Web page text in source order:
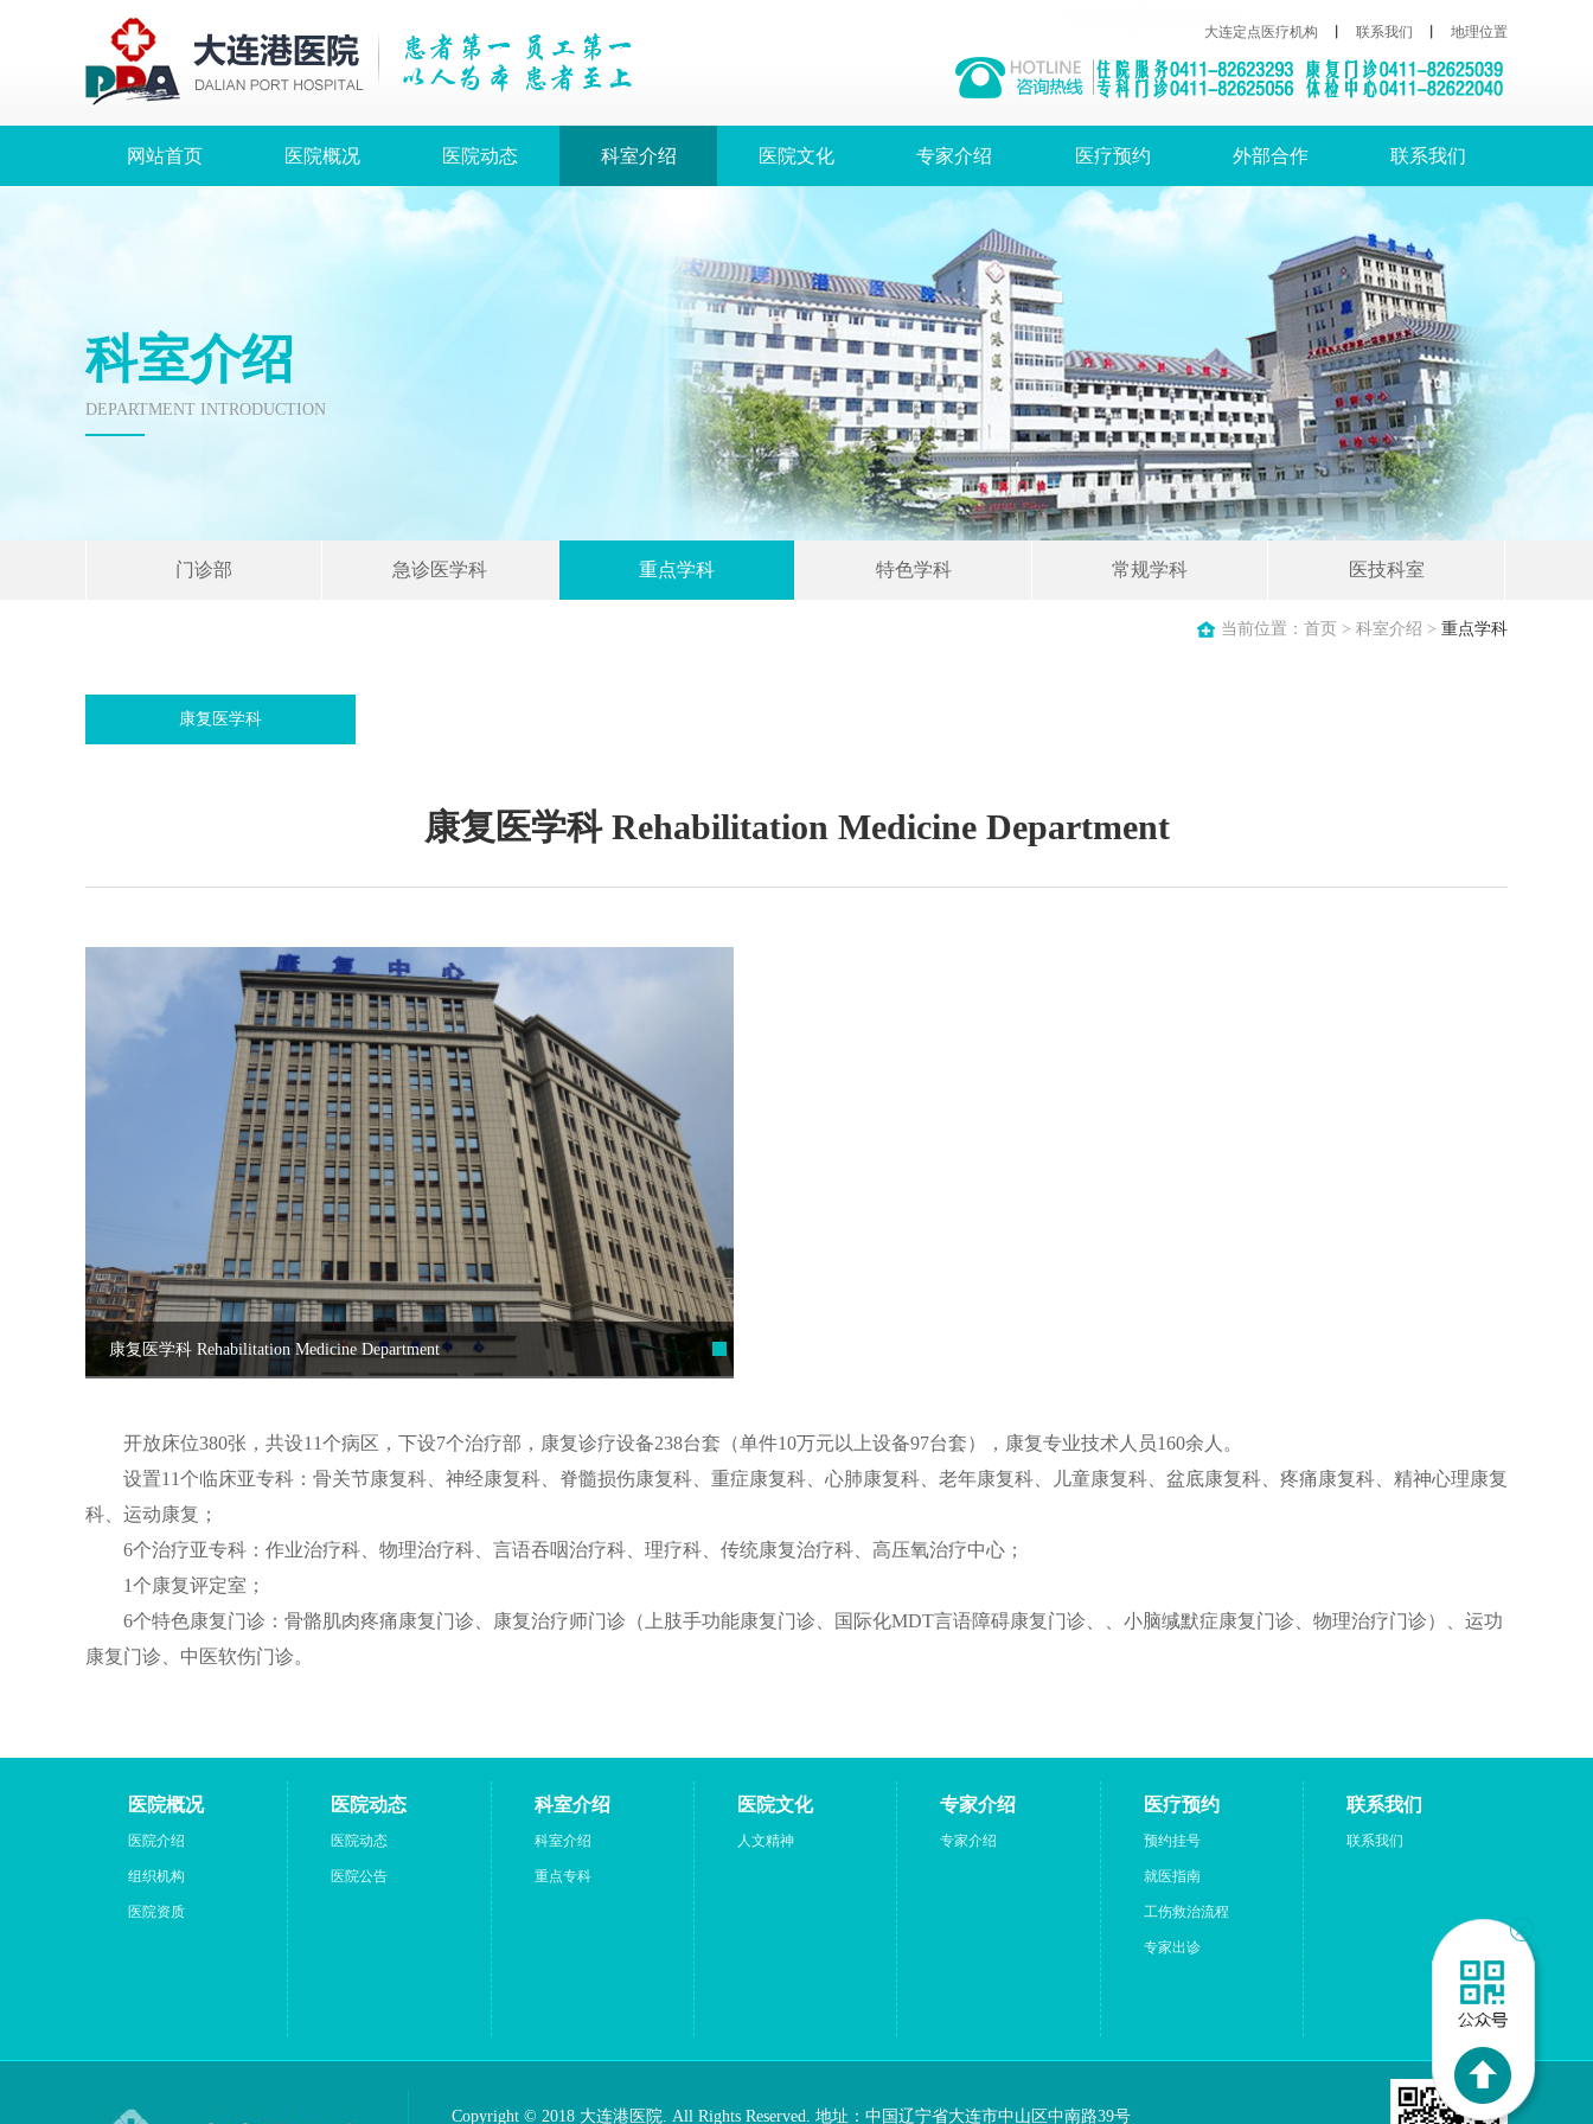
大连定点医疗机构 联系我们 地理位置
网站首页 医院概况 医院动态 科室介绍 医院文化 专家介绍 医疗预约 外部合作 联系我们
科室介绍
DEPARTMENT INTRODUCTION
门诊部 急诊医学科 重点学科 特色学科 常规学科 医技科室
当前位置： 首页 > 科室介绍 > 重点学科
康复医学科
康复医学科 Rehabilitation Medicine Department
康复医学科 Rehabilitation Medicine Department
开放床位380张，共设11个病区，下设7个治疗部，康复诊疗设备238台套（单件10万元以上设备97台套），康复专业技术人员160余人。
设置11个临床亚专科：骨关节康复科、神经康复科、脊髓损伤康复科、重症康复科、心肺康复科、老年康复科、儿童康复科、盆底康复科、疼痛康复科、精神心理康复
科、运动康复；
6个治疗亚专科：作业治疗科、物理治疗科、言语吞咽治疗科、理疗科、传统康复治疗科、高压氧治疗中心；
1个康复评定室；
6个特色康复门诊：骨骼肌肉疼痛康复门诊、康复治疗师门诊（上肢手功能康复门诊、国际化MDT言语障碍康复门诊、、小脑缄默症康复门诊、物理治疗门诊）、运功
康复门诊、中医软伤门诊。
医院概况
医院介绍
组织机构
医院资质
医院动态
医院动态
医院公告
科室介绍
科室介绍
重点专科
医院文化
人文精神
专家介绍
专家介绍
医疗预约
预约挂号
就医指南
工伤救治流程
专家出诊
联系我们
联系我们
Copyright © 2018 大连港医院. All Rights Reserved. 地址：中国辽宁省大连市中山区中南路39号